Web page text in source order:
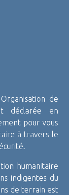
de
déclarée en
pour vous
à travers le
humanitaire
indigentes du
de terrain est